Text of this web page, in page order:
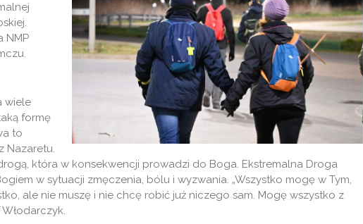
NMP
wiele
formę
to
Nazaretu.
która w konsekwencji prowadzi do Boga. Ekstremalna Droga
w sytuacji zmęczenia, bólu i wyzwania. „Wszystko mogę w Tym,
ale nie muszę i nie chcę robić już niczego sam. Mogę wszystko z